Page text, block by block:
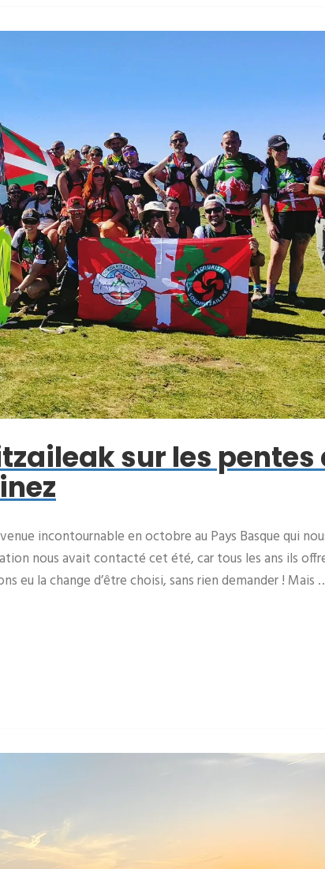
sur les pentes
incontournable en octobre au Pays Basque qui
nous avait contacté cet été, car tous les ans ils
eu la change d’être choisi, sans rien demander ! Mais